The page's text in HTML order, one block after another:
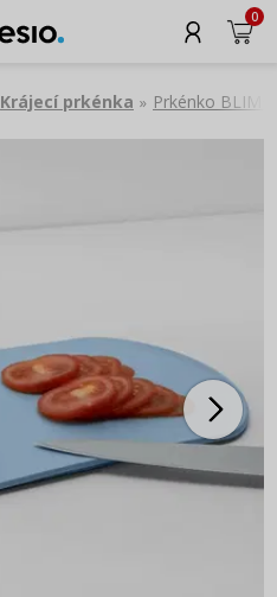
0
Krájecí prkénka » Prkénko